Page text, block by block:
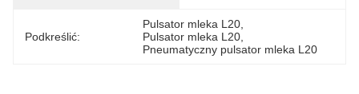
Podkreślić:
Pulsator mleka L20
Pulsator mleka L20
Pneumatyczny pulsator mleka L20